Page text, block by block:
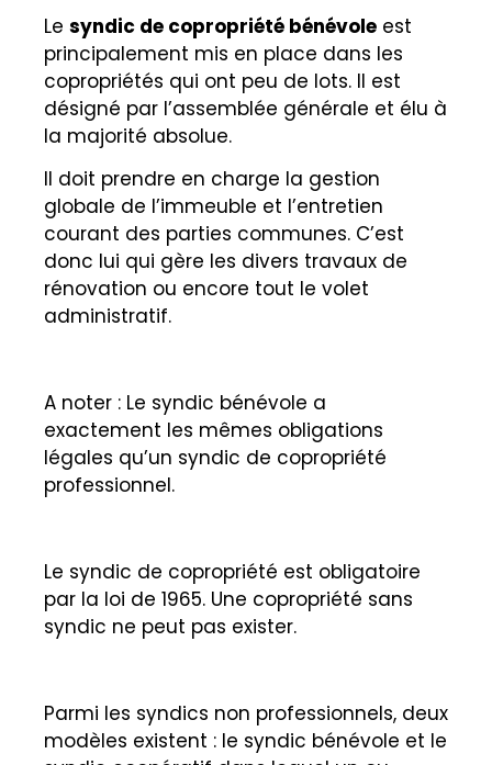
Le syndic de copropriété bénévole est
principalement mis en place dans les
copropriétés qui ont peu de lots. Il est
désigné par l’assemblée générale et élu à
la majorité absolue.
Il doit prendre en charge la gestion
globale de l’immeuble et l’entretien
courant des parties communes. C’est
donc lui qui gère les divers travaux de
rénovation ou encore tout le volet
administratif.
A noter : Le syndic bénévole a
exactement les mêmes obligations
légales qu’un syndic de copropriété
professionnel.
Le syndic de copropriété est obligatoire
par la loi de 1965. Une copropriété sans
syndic ne peut pas exister.
Parmi les syndics non professionnels, deux
modèles existent : le syndic bénévole et le